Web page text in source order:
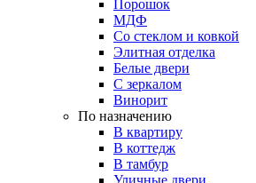
Порошок
МДФ
Со стеклом и ковкой
Элитная отделка
Белые двери
С зеркалом
Винорит
По назначению
В квартиру
В коттедж
В тамбур
Уличные двери